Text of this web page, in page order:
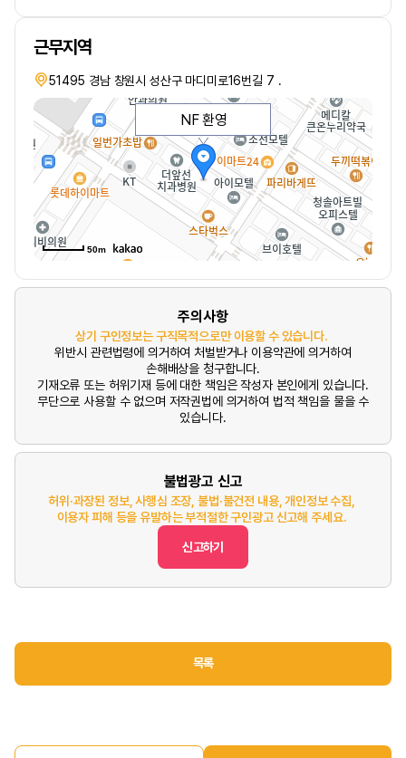
근무지역
51495 경남 창원시 성산구 마디미로16번길 7 .
NF 환영
50m
주의사항
상기 구인정보는 구직목적으로만 이용할 수 있습니다.
위반시 관련법령에 의거하여 처벌받거나 이용약관에 의거하여
손해배상을 청구합니다.
기재오류 또는 허위기재 등에 대한 책임은 작성자 본인에게 있습니다.
무단으로 사용할 수 없으며 저작권법에 의거하여 법적 책임을 물을 수
있습니다.
불법광고 신고
허위·과장된 정보, 사행심 조장, 불법·불건전 내용, 개인정보 수집,
이용자 피해 등을 유발하는 부적절한 구인광고 신고해 주세요.
신고하기
목록